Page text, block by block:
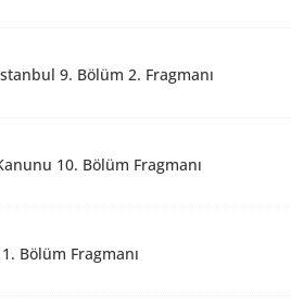
9. Bölüm 2. Fragmanı
10. Bölüm Fragmanı
Bölüm Fragmanı